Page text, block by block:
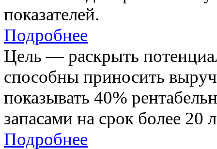
показателей.
Подробнее
Цель — раскрыть
способны приносить
показывать 40%
запасами на срок более 20
Подробнее